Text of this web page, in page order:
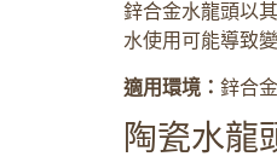
鋅合金水龍頭以
水使用可能導致
適用環境： 鋅合
陶瓷水龍